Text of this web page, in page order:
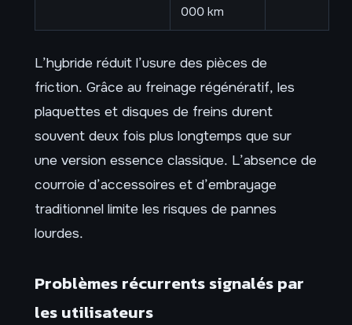
000 km
L’hybride réduit l’usure des pièces de
friction. Grâce au freinage régénératif, les
plaquettes et disques de freins durent
souvent deux fois plus longtemps que sur
une version essence classique. L’absence de
courroie d’accessoires et d’embrayage
traditionnel limite les risques de pannes
lourdes.
Problèmes récurrents signalés par
les utilisateurs